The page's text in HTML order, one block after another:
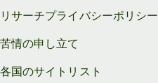
リサーチプライバシーポリシー
苦情の申し立て
各国のサイトリスト